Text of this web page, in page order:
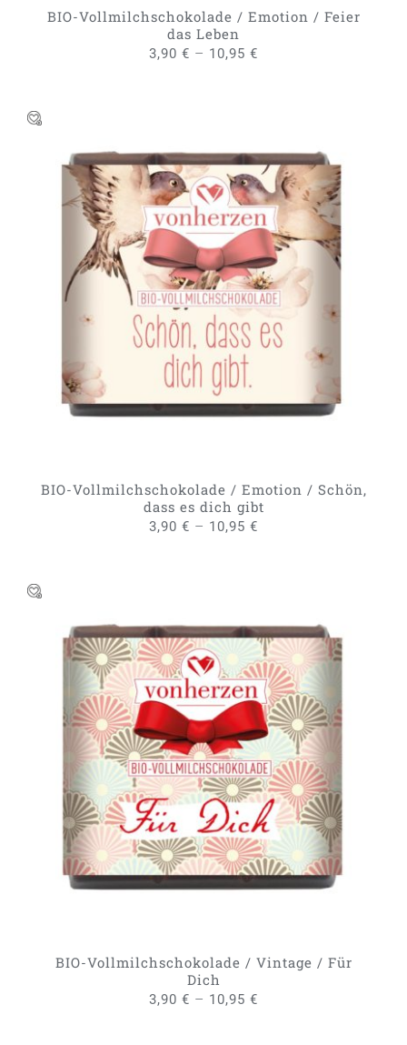
GEWÄHLT
BIO-Vollmilchschokolade / Emotion / Feier
das Leben
3,90 € – 10,95 €
AUSFÜHRUNG WÄHLEN DIESES
PRODUKT
MEHRERE
VARIANTEN
OPTIONEN
KÖNNEN
GEWÄHLT
/
DETAILS
BIO-Vollmilchschokolade / Emotion / Schön,
dass es dich gibt
3,90 € – 10,95 €
AUSFÜHRUNG WÄHLEN
DIESES
PRODUKT
WEIST
MEHRERE
VARIANTEN
AUF.
DIE
OPTIONEN
KÖNNEN
GEWÄHLT
WERDEN
BIO-Vollmilchschokolade / Vintage / Für
Dich
3,90 € – 10,95 €